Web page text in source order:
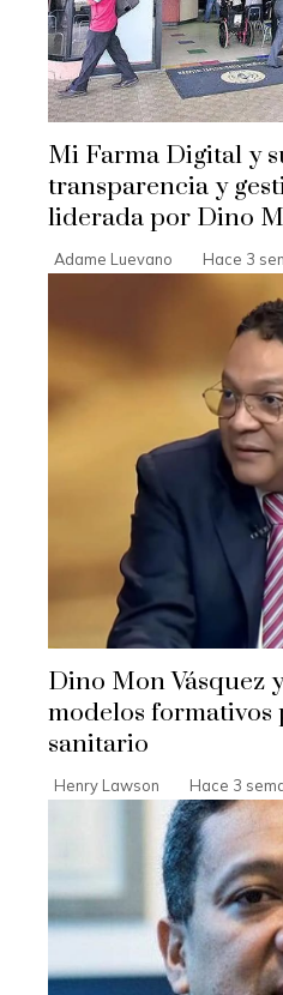
Mi Farma Digital y
transparencia y
liderada por Dino
Adame Luevano Hace 3
Dino Mon Vásquez
modelos formativos
sanitario
Henry Lawson Hace 3